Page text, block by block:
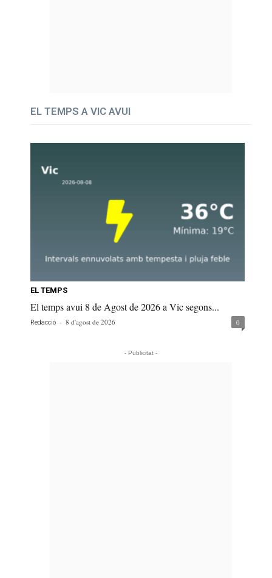
EL TEMPS A VIC AVUI
EL TEMPS
El temps avui 8 de Agost de 2026 a Vic segons...
Redacció - 8 d'agost de 2026 0
- Publicitat -